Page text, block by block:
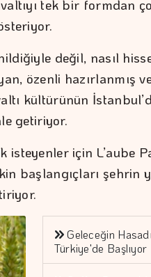
tek bir formdan
değil, nasıl
özenli hazırlanmış
kültürünün
getiriyor.
isteyenler için L’aube
başlangıçları şehrin
Geleceğin
Türkiye'de Başlıyor